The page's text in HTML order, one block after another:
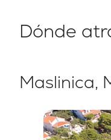
Dónde
Maslinica,